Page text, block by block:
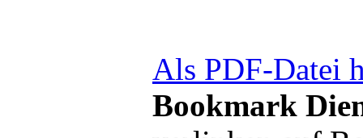
Als PDF-Datei
Bookmark